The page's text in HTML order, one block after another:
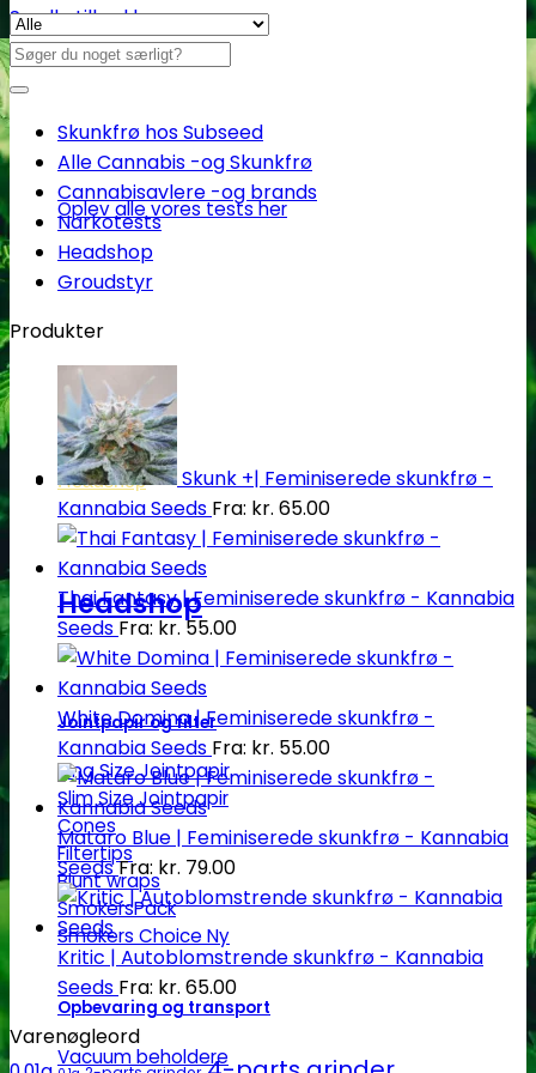
Oplev alle vores tests her
Headshop
Headshop
Jointpapir og filter
King Size Jointpapir
Slim Size Jointpapir
Cones
Filtertips
Blunt wraps
SmokersPack
Smokers Choice
Opbevaring og transport
Vacuum beholdere
Se alle tilbud her
Søg
efter:
Skunkfrø hos Subseed
Alle Cannabis -og Skunkfrø
Cannabisavlere -og brands
Narkotests
Headshop
Groudstyr
Produkter
Skunk +| Feminiserede skunkfrø -
Kannabia Seeds Fra: kr. 65.00
Thai Fantasy | Feminiserede skunkfrø - Kannabia
Seeds Fra: kr. 55.00
White Domina | Feminiserede skunkfrø -
Kannabia Seeds Fra: kr. 55.00
Mataro Blue | Feminiserede skunkfrø - Kannabia
SeedsFra: kr. 79.00
Kritic | Autoblomstrende skunkfrø - Kannabia
Seeds Fra: kr. 65.00
Varenøgleord